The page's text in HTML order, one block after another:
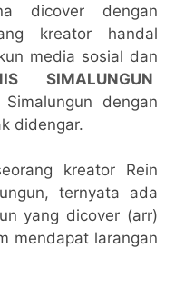
dicover dengan
kreator handal
media sosial dan
SIMALUNGUN
dengan
didengar.
kreator Rein
ternyata ada
yang dicover (arr)
mendapat larangan